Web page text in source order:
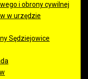
i obrony cywilnej
w urzędzie
Sędziejowice